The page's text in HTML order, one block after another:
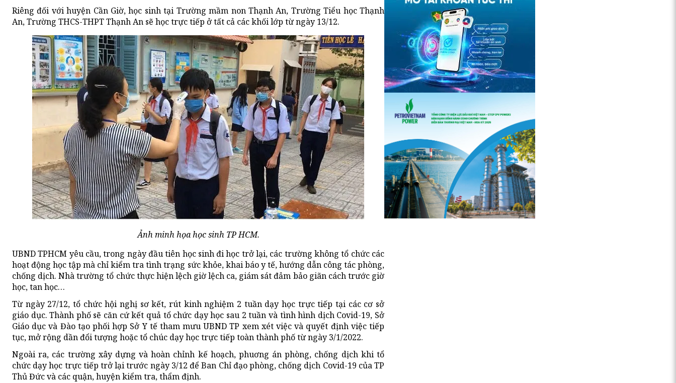
Riêng đối với huyện Cần Giờ, học sinh tại Trường mầm non Thạnh An, Trường Tiểu học Thạnh
An, Trường THCS-THPT Thạnh An sẽ học trực tiếp ở tất cả các khối lớp từ ngày 13/12.
Ảnh minh họa học sinh TP HCM.
UBND TPHCM yêu cầu, trong ngày đầu tiên học sinh đi học trở lại, các trường không tổ chức các
hoạt động học tập mà chỉ kiểm tra tình trạng sức khỏe, khai báo y tế, hướng dẫn công tác phòng,
chống dịch. Nhà trường tổ chức thực hiện lệch giờ lệch ca, giám sát đảm bảo giãn cách trước giờ
học, tan học…
Từ ngày 27/12, tổ chức hội nghị sơ kết, rút kinh nghiệm 2 tuần dạy học trực tiếp tại các cơ sở
giáo dục. Thành phố sẽ căn cứ kết quả tổ chức dạy học sau 2 tuần và tình hình dịch Covid-19, Sở
Giáo dục và Đào tạo phối hợp Sở Y tế tham mưu UBND TP xem xét việc và quyết định việc tiếp
tục, mở rộng dần đổi tượng hoặc tổ chúc dạy học trực tiếp toàn thành phố từ ngày 3/1/2022.
Ngoài ra, các trường xây dựng và hoàn chỉnh kế hoạch, phuơng án phòng, chống dịch khi tổ
chức dạy học trực tiếp trở lại trước ngày 3/12 để Ban Chỉ đạo phòng, chống dịch Covid-19 của TP
Thủ Đức và các quận, huyện kiểm tra, thẩm định.